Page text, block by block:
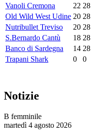
Vanoli Cremona
22 28
Old Wild West Udine 20 28
Nutribullet Treviso
20 28
S.Bernardo Cantù
18 28
Banco di Sardegna
14 28
Trapani Shark
0 0
Notizie
B femminile
martedì 4 agosto 2026